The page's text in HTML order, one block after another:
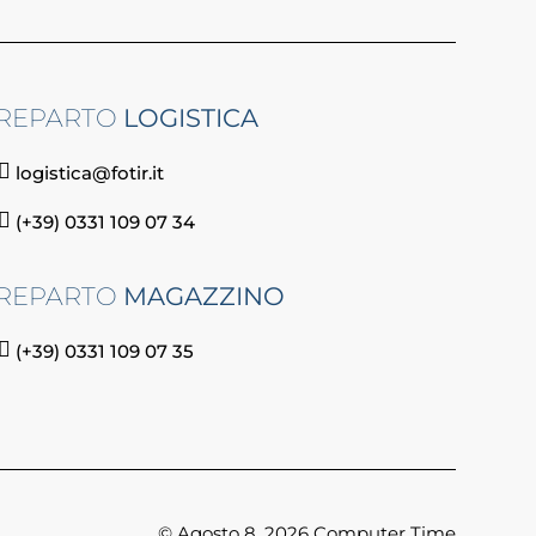
LOGISTICA
logistica@fotir.it
(+39) 0331 109 07 34
MAGAZZINO
(+39) 0331 109 07 35